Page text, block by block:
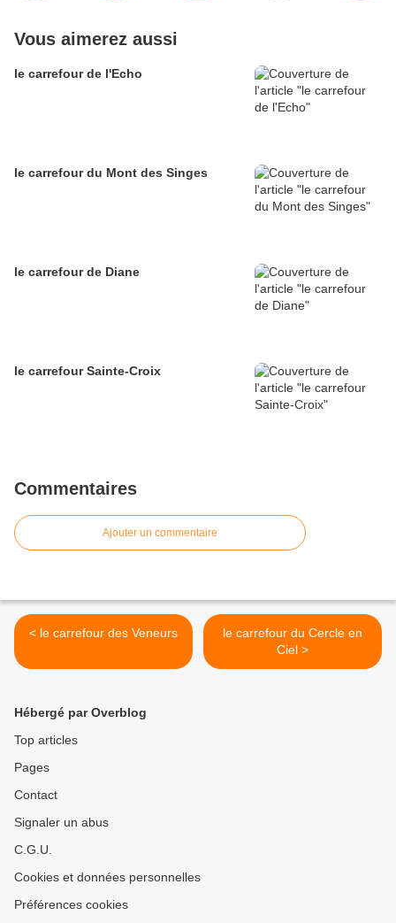
Vous aimerez aussi
le carrefour de l'Echo
le carrefour du Mont des Singes
le carrefour de Diane
le carrefour Sainte-Croix
Commentaires
Ajouter un commentaire
< le carrefour des Veneurs
le carrefour du Cercle en
Ciel >
Hébergé par Overblog
Top articles
Pages
Contact
Signaler un abus
C.G.U.
Cookies et données personnelles
Préférences cookies